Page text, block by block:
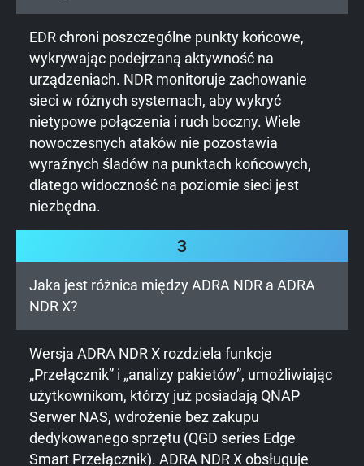
EDR chroni poszczególne punkty końcowe,
wykrywając podejrzaną aktywność na
urządzeniach. NDR monitoruje zachowanie
sieci w różnych systemach, aby wykryć
nietypowe połączenia i ruch boczny. Wiele
nowoczesnych ataków nie pozostawia
wyraźnych śladów na punktach końcowych,
dlatego widoczność na poziomie sieci jest
niezbędna.
3
Jaka jest różnica między ADRA NDR a ADRA
NDR X?
Wersja ADRA NDR X rozdziela funkcje
„Przełącznik” i „analizy pakietów”, umożliwiając
użytkownikom, którzy już posiadają QNAP
Serwer NAS, wdrożenie bez zakupu
dedykowanego sprzętu (QGD series Edge
Smart Przełącznik). ADRA NDR X obsługuje